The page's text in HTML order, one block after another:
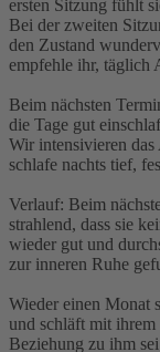
ersten Sitzung fühlt
Bei der zweiten
den Zustand
empfehle ihr, täglich
Beim nächsten
die Tage gut
Wir intensivieren
schlafe nachts tief,
Verlauf: Beim
strahlend, dass sie
wieder gut und
zur inneren Ruhe
Wieder einen Monat
und schläft mit
Beziehung zu ihm